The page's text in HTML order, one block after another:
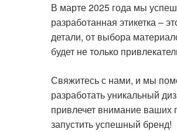
В марте 2025 года мы
разработанная этикетка –
детали, от выбора
будет не только
Свяжитесь с нами, и мы
разработать уникальный
привлечет внимание ваших
запустить успешный бренд!